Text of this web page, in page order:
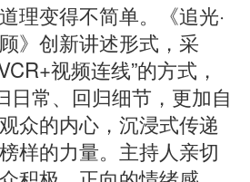
理变得不简单。《追光·
》创新讲述形式，采
视频连线”的方式，
日常、回归细节，更加自
众的内心，沉浸式传递
样的力量。主持人亲切